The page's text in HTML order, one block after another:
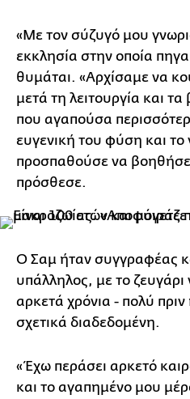
«Με τον σύζυγό μου
εκκλησία στην οποία
θυμάται. «Αρχίσαμε να
μετά τη λειτουργία και
που αγαπούσα
ευγενική του φύση και το
προσπαθούσε να
πρόσθεσε.
Ο Σαμ ήταν συγγραφέας
υπάλληλος, με το ζευγάρι
αρκετά χρόνια - πολύ πριν
σχετικά διαδεδομένη.
«Έχω περάσει αρκετό
και το αγαπημένο μου